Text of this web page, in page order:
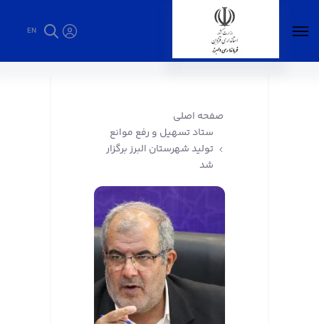
EN
صفحه اصلی
ستاد تسهیل و رفع موانع
تولید شهرستان البرز برگزار
شد